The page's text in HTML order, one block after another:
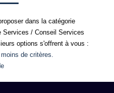
dans la catégorie
Services / Conseil Services
options s'offrent à vous :
de critères.